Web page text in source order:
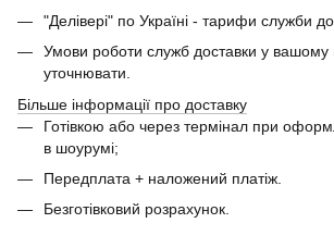
"Делівері" по Україні - тарифи служби
Умови роботи служб доставки у вашому
уточнювати.
Більше інформації про доставку
Готівкою або через термінал при
в шоурумі;
Передплата + наложений платіж.
Безготівковий розрахунок.